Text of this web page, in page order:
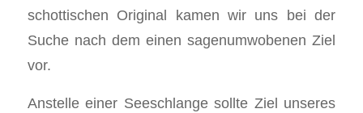
schottischen Original kamen wir uns bei der
Suche nach dem einen sagenumwobenen Ziel
vor.
Anstelle einer Seeschlange sollte Ziel unseres